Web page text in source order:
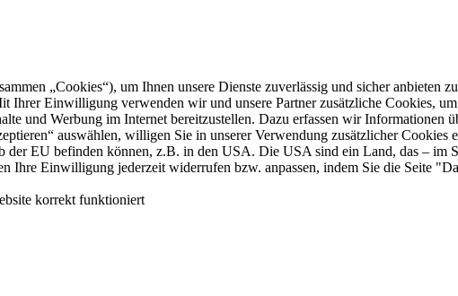
„Cookies“), um Ihnen unsere Dienste zuverlässig und sicher anbieten
Einwilligung verwenden wir und unsere Partner zusätzliche Cookies,
und Werbung im Internet bereitzustellen. Dazu erfassen wir Informationen
auswählen, willigen Sie in unserer Verwendung zusätzlicher Cookies
der EU befinden können, z.B. in den USA. Die USA sind ein Land, das –
Ihre Einwilligung jederzeit widerrufen bzw. anpassen, indem Sie die Seite
korrekt funktioniert